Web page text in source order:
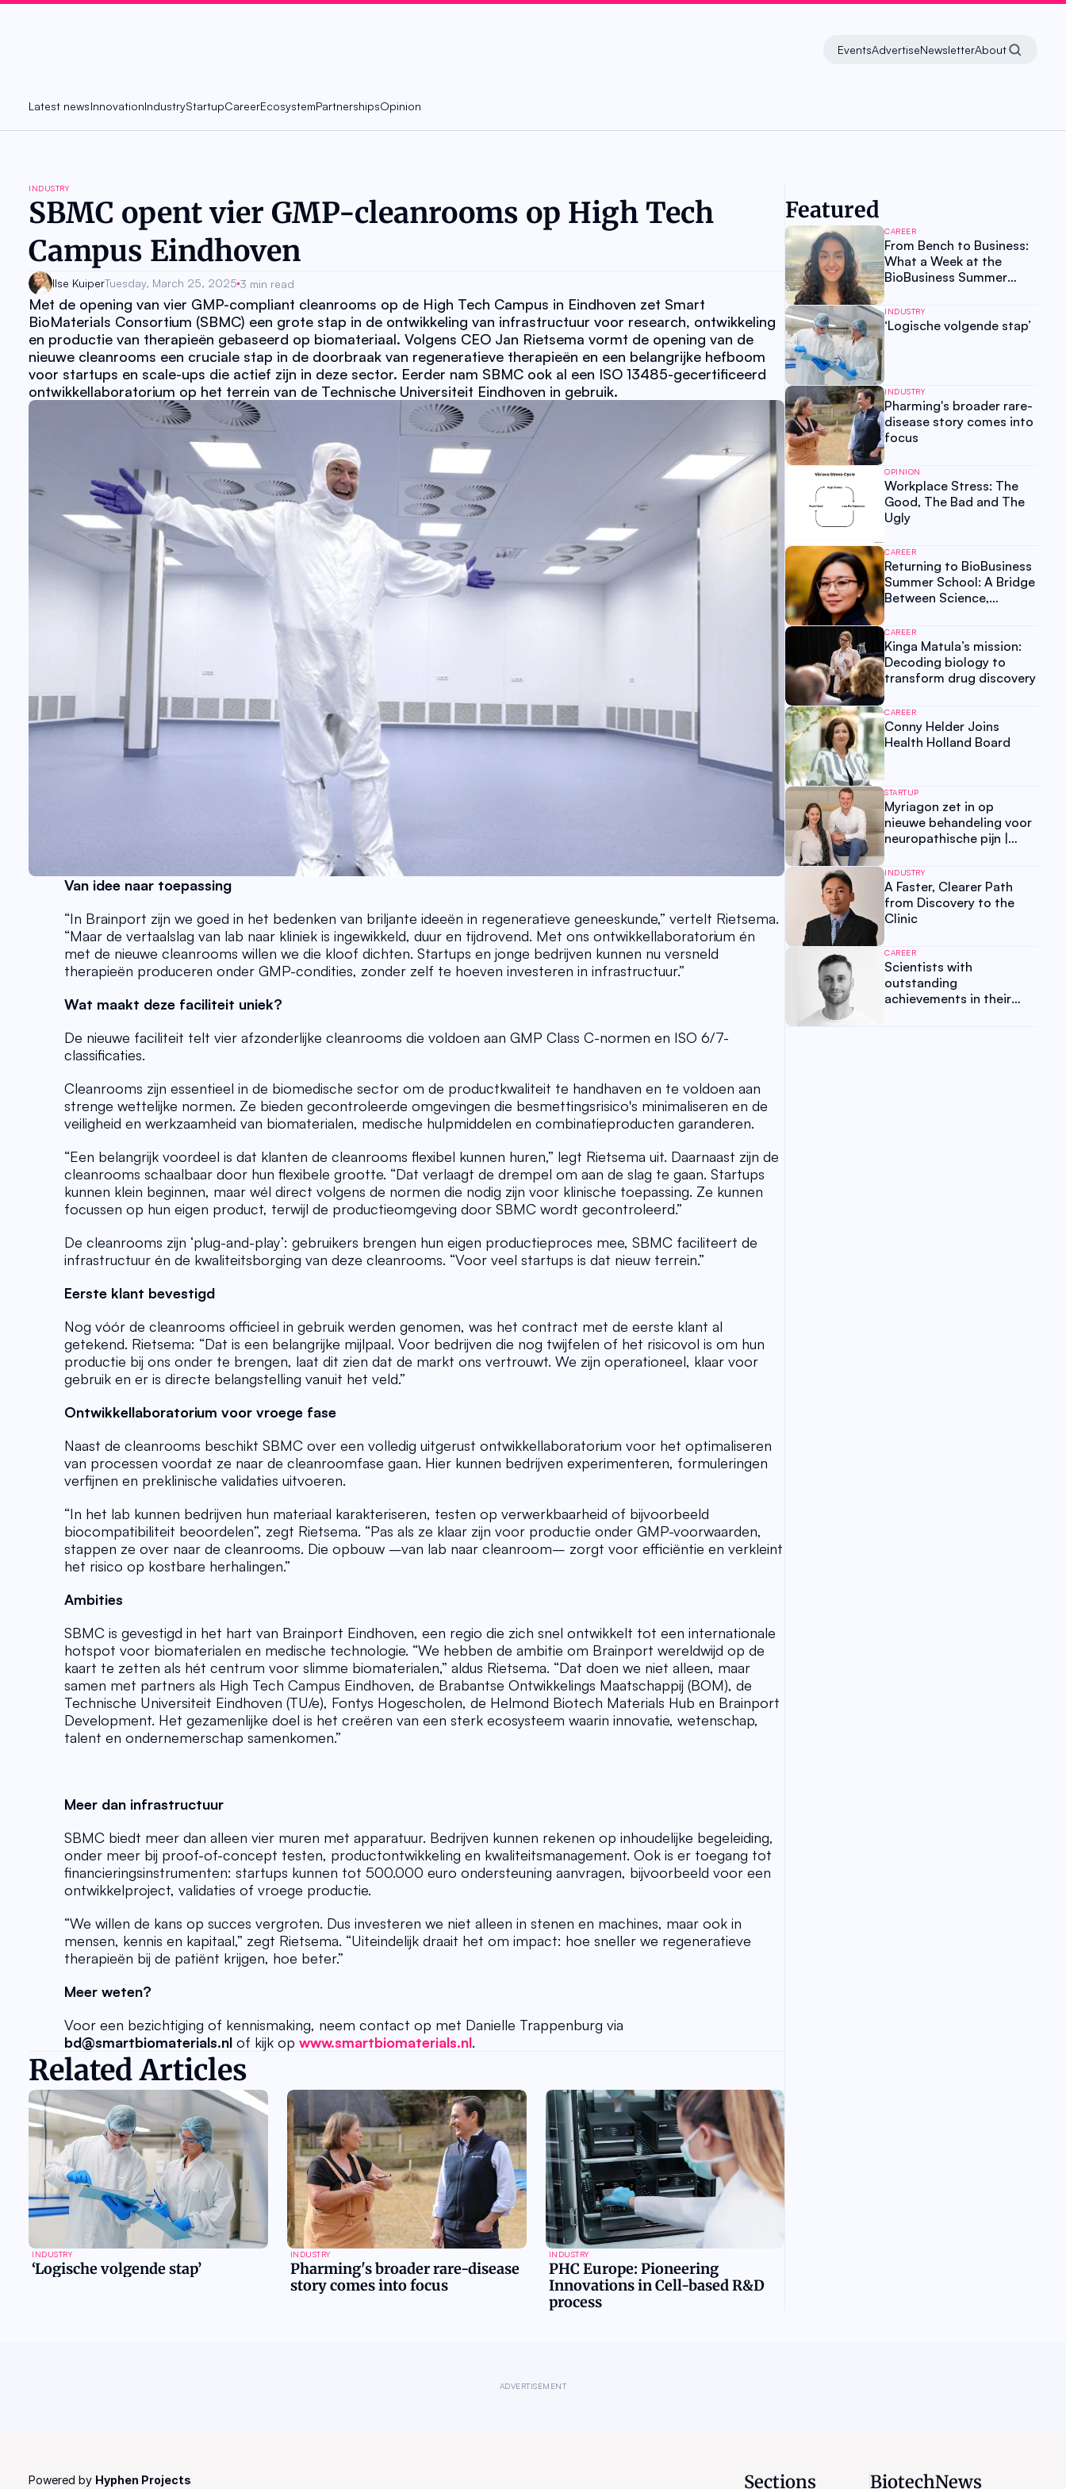
EventsAdvertiseNewsletterAbout
Latest newsInnovationIndustryStartupCareerEcosystemPartnershipsOpinion
INDUSTRY
SBMC opent vier GMP-cleanrooms op High Tech
Campus Eindhoven
Ilse KuiperTuesday, March 25, 2025 3 min read
Met de opening van vier GMP-compliant cleanrooms op de High Tech Campus in Eindhoven zet Smart
BioMaterials Consortium (SBMC) een grote stap in de ontwikkeling van infrastructuur voor research, ontwikkeling
en productie van therapieën gebaseerd op biomateriaal. Volgens CEO Jan Rietsema vormt de opening van de
nieuwe cleanrooms een cruciale stap in de doorbraak van regeneratieve therapieën en een belangrijke hefboom
voor startups en scale-ups die actief zijn in deze sector. Eerder nam SBMC ook al een ISO 13485-gecertificeerd
ontwikkellaboratorium op het terrein van de Technische Universiteit Eindhoven in gebruik.
Van idee naar toepassing
“In Brainport zijn we goed in het bedenken van briljante ideeën in regeneratieve geneeskunde,” vertelt Rietsema.
“Maar de vertaalslag van lab naar kliniek is ingewikkeld, duur en tijdrovend. Met ons ontwikkellaboratorium én
met de nieuwe cleanrooms willen we die kloof dichten. Startups en jonge bedrijven kunnen nu versneld
therapieën produceren onder GMP-condities, zonder zelf te hoeven investeren in infrastructuur.”
Wat maakt deze faciliteit uniek?
De nieuwe faciliteit telt vier afzonderlijke cleanrooms die voldoen aan GMP Class C-normen en ISO 6/7-
classificaties.
Cleanrooms zijn essentieel in de biomedische sector om de productkwaliteit te handhaven en te voldoen aan
strenge wettelijke normen. Ze bieden gecontroleerde omgevingen die besmettingsrisico's minimaliseren en de
veiligheid en werkzaamheid van biomaterialen, medische hulpmiddelen en combinatieproducten garanderen.
“Een belangrijk voordeel is dat klanten de cleanrooms flexibel kunnen huren,” legt Rietsema uit. Daarnaast zijn de
cleanrooms schaalbaar door hun flexibele grootte. “Dat verlaagt de drempel om aan de slag te gaan. Startups
kunnen klein beginnen, maar wél direct volgens de normen die nodig zijn voor klinische toepassing. Ze kunnen
focussen op hun eigen product, terwijl de productieomgeving door SBMC wordt gecontroleerd.”
De cleanrooms zijn ‘plug-and-play’: gebruikers brengen hun eigen productieproces mee, SBMC faciliteert de
infrastructuur én de kwaliteitsborging van deze cleanrooms. “Voor veel startups is dat nieuw terrein.”
Eerste klant bevestigd
Nog vóór de cleanrooms officieel in gebruik werden genomen, was het contract met de eerste klant al
getekend. Rietsema: “Dat is een belangrijke mijlpaal. Voor bedrijven die nog twijfelen of het risicovol is om hun
productie bij ons onder te brengen, laat dit zien dat de markt ons vertrouwt. We zijn operationeel, klaar voor
gebruik en er is directe belangstelling vanuit het veld.”
Ontwikkellaboratorium voor vroege fase
Naast de cleanrooms beschikt SBMC over een volledig uitgerust ontwikkellaboratorium voor het optimaliseren
van processen voordat ze naar de cleanroomfase gaan. Hier kunnen bedrijven experimenteren, formuleringen
verfijnen en preklinische validaties uitvoeren.
“In het lab kunnen bedrijven hun materiaal karakteriseren, testen op verwerkbaarheid of bijvoorbeeld
biocompatibiliteit beoordelen”, zegt Rietsema. “Pas als ze klaar zijn voor productie onder GMP-voorwaarden,
stappen ze over naar de cleanrooms. Die opbouw –van lab naar cleanroom– zorgt voor efficiëntie en verkleint
het risico op kostbare herhalingen.”
Ambities
SBMC is gevestigd in het hart van Brainport Eindhoven, een regio die zich snel ontwikkelt tot een internationale
hotspot voor biomaterialen en medische technologie. “We hebben de ambitie om Brainport wereldwijd op de
kaart te zetten als hét centrum voor slimme biomaterialen,” aldus Rietsema. “Dat doen we niet alleen, maar
samen met partners als High Tech Campus Eindhoven, de Brabantse Ontwikkelings Maatschappij (BOM), de
Technische Universiteit Eindhoven (TU/e), Fontys Hogescholen, de Helmond Biotech Materials Hub en Brainport
Development. Het gezamenlijke doel is het creëren van een sterk ecosysteem waarin innovatie, wetenschap,
talent en ondernemerschap samenkomen.”
Meer dan infrastructuur
SBMC biedt meer dan alleen vier muren met apparatuur. Bedrijven kunnen rekenen op inhoudelijke begeleiding,
onder meer bij proof-of-concept testen, productontwikkeling en kwaliteitsmanagement. Ook is er toegang tot
financieringsinstrumenten: startups kunnen tot 500.000 euro ondersteuning aanvragen, bijvoorbeeld voor een
ontwikkelproject, validaties of vroege productie.
“We willen de kans op succes vergroten. Dus investeren we niet alleen in stenen en machines, maar ook in
mensen, kennis en kapitaal,” zegt Rietsema. “Uiteindelijk draait het om impact: hoe sneller we regeneratieve
therapieën bij de patiënt krijgen, hoe beter.”
Meer weten?
bd@smartbiomaterials.nl of kijk op www.smartbiomaterials.nl.
Related Articles
INDUSTRY
‘Logische volgende stap’
INDUSTRY
Pharming's broader rare-disease
story comes into focus
INDUSTRY
PHC Europe: Pioneering
Innovations in Cell-based R&D
process
Featured
CAREER
From Bench to Business:
What a Week at the
BioBusiness Summer
My Own Value
INDUSTRY
‘Logische volgende stap’
INDUSTRY
Pharming's broader rare-
disease story comes into
focus
OPINION
Workplace Stress: The
Good, The Bad and The
Ugly
CAREER
Returning to BioBusiness
Summer School: A Bridge
Between Science,
Potential
CAREER
Kinga Matula’s mission:
Decoding biology to
transform drug discovery
CAREER
Conny Helder Joins
Health Holland Board
STARTUP
Myriagon zet in op
nieuwe behandeling voor
neuropathische pijn |
Universiteit Leiden, Deel
2 van 3
INDUSTRY
A Faster, Clearer Path
from Discovery to the
Clinic
CAREER
Scientists with
outstanding
achievements in their
ADVERTISEMENT
Powered by Hyphen Projects Sections BiotechNews